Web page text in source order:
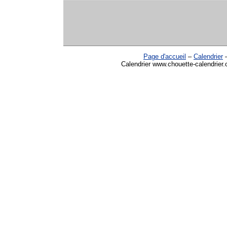
Page d'accueil – Calendrier
Calendrier www.chouette-